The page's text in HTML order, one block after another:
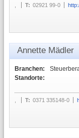
T: 02921 99-0
Annette Mädler
Branchen:
Standorte:
T: 0371 335148-0